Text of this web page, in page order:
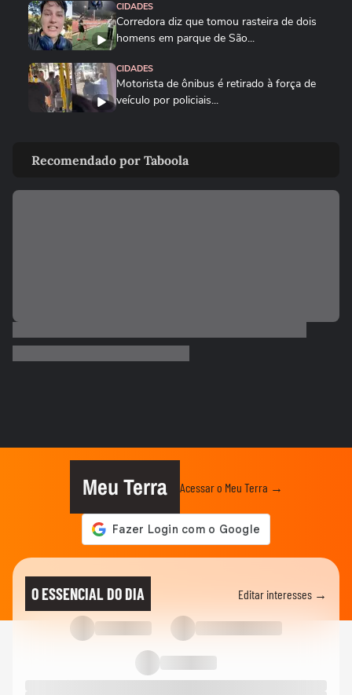
CIDADES
Corredora diz que tomou rasteira de dois
homens em parque de São...
CIDADES
Motorista de ônibus é retirado à força de
veículo por policiais...
briga entre vereadores no...
VIDA E ESTILO
afeta mais de 100 casas no RS
Carreta tomba e contêiner de 28
toneladas esmaga carro na Grande...
Carro fica pendurado em estacionamento
de prédio após motorista...
Após fim da greve, falha na CPTM
provoca lotação em estações de...
Recomendado por Taboola
Meu Terra Acessar o Meu Terra →
O ESSENCIAL DO DIA Editar interesses →